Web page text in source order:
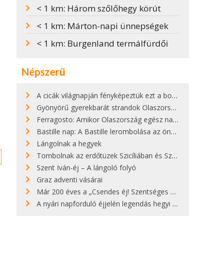
< 1 km: Három szőlőhegy körút
< 1 km: Márton-napi ünnepségek
< 1 km: Burgenland termálfürdői
Népszerű
A cicák világnapján fényképeztük ezt a bokor alatt hűsölő cicát Kisorosziban
Gyönyörű gyerekbarát strandok Olaszországban - megmutatjuk a 15 legjobbat
Ferragosto: Amikor Olaszország egész nap nyaral
Bastille nap: A Bastille lerombolása az önkényuralom végét jelentette
Lángolnak a hegyek
Tombolnak az erdőtüzek Szicíliában és Szardínián
Szent Iván-éj – A lángoló folyó
Graz adventi vásárai
Már 200 éves a „Csendes éj! Szentséges éj!”
A nyári napforduló éjjelén legendás hegyi tüzek világítják meg Zugspitzét